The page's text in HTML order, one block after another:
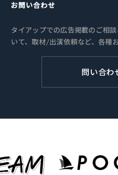
お問い合わせ
タイアップでの広告掲載のご相
いて、取材/出演依頼など、各種
問い合わ